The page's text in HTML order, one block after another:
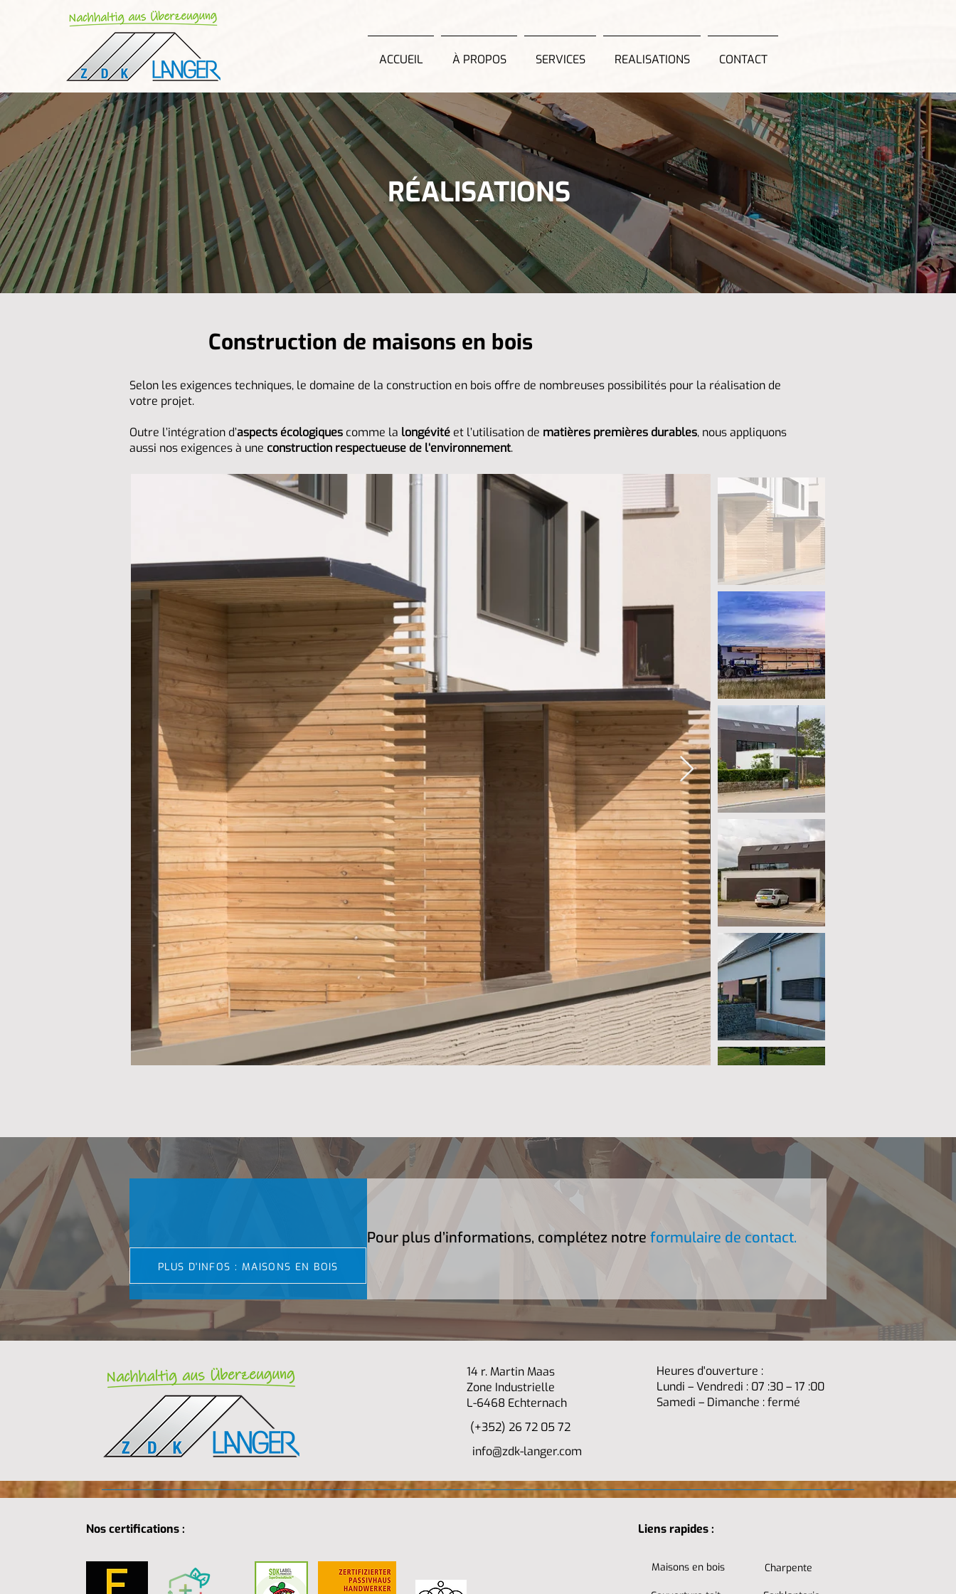
ACCUEIL À PROPOS SERVICES REALISATIONS CONTACT
RÉALISATIONS
Construction de maisons en bois
Selon les exigences techniques, le domaine de la construction en bois offre de nombreuses possibilités pour la réalisation de
votre projet.
Outre l’intégration d’aspects écologiques comme la longévité et l’utilisation de matières premières durables, nous appliquons
aussi nos exigences à une construction respectueuse de l‘environnement.
PLUS D'INFOS : MAISONS EN BOIS
Pour plus d’informations, complétez notreformulaire de contact.
14 r. Martin Maas
Zone Industrielle
L-6468 Echternach
(+352) 26 72 05 72
info@zdk-langer.com
Heures d'ouverture :
Lundi – Vendredi : 07 :30 – 17 :00
Samedi – Dimanche : fermé
Nos certifications : Liens rapides :
Maisons en bois Charpente